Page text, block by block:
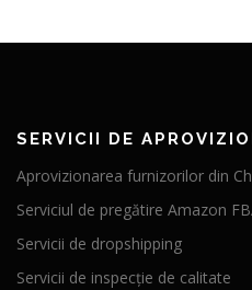
SERVICII DE
Aprovizionarea furnizorilor din
Serviciul de pregătire Amazon
Servicii de dropshipping
Servicii de inspecție de calitate